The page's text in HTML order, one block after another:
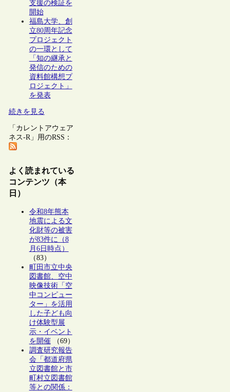
支援の検証を
開始
福島大学、創
立80周年記念
プロジェクト
の一環として
「知の継承と
発信のための
資料館構想プ
ロジェクト」
を発表
続きを見る
「カレントアウェア
ネス-R」用のRSS：
よく読まれている
コンテンツ（本
日）
令和8年熊本
地震による文
化財等の被害
が83件に（8
月6日時点）
（83）
町田市立中央
図書館、空中
映像技術「空
中コンピュー
ター」を活用
した子ども向
け体験型展
示・イベント
を開催（69）
調査研究報告
会「都道府県
立図書館と市
町村立図書館
等との関係：